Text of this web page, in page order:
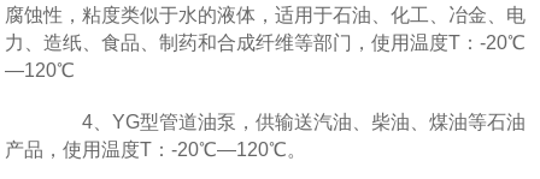
腐蚀性，粘度类似于水的液体，适用于石油、化工、冶金、电
力、造纸、食品、制药和合成纤维等部门，使用温度T：-20℃
—120℃
4、YG型管道油泵，供输送汽油、柴油、煤油等石油
产品，使用温度T：-20℃—120℃。